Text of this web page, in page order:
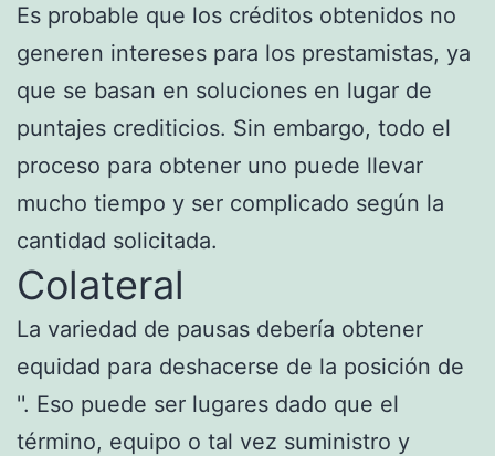
Es probable que los créditos obtenidos no
generen intereses para los prestamistas, ya
que se basan en soluciones en lugar de
puntajes crediticios. Sin embargo, todo el
proceso para obtener uno puede llevar
mucho tiempo y ser complicado según la
cantidad solicitada.
Colateral
La variedad de pausas debería obtener
equidad para deshacerse de la posición de
''. Eso puede ser lugares dado que el
término, equipo o tal vez suministro y